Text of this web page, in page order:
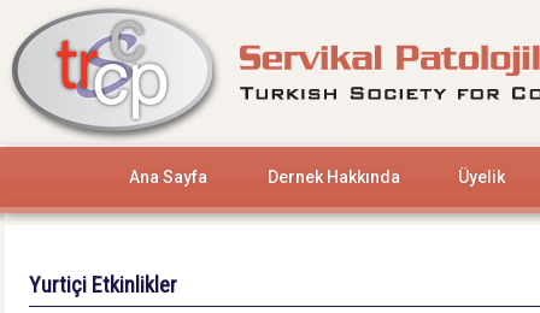
Ana Sayfa Dernek Hakkında Üyelik
Yurtiçi Etkinlikler